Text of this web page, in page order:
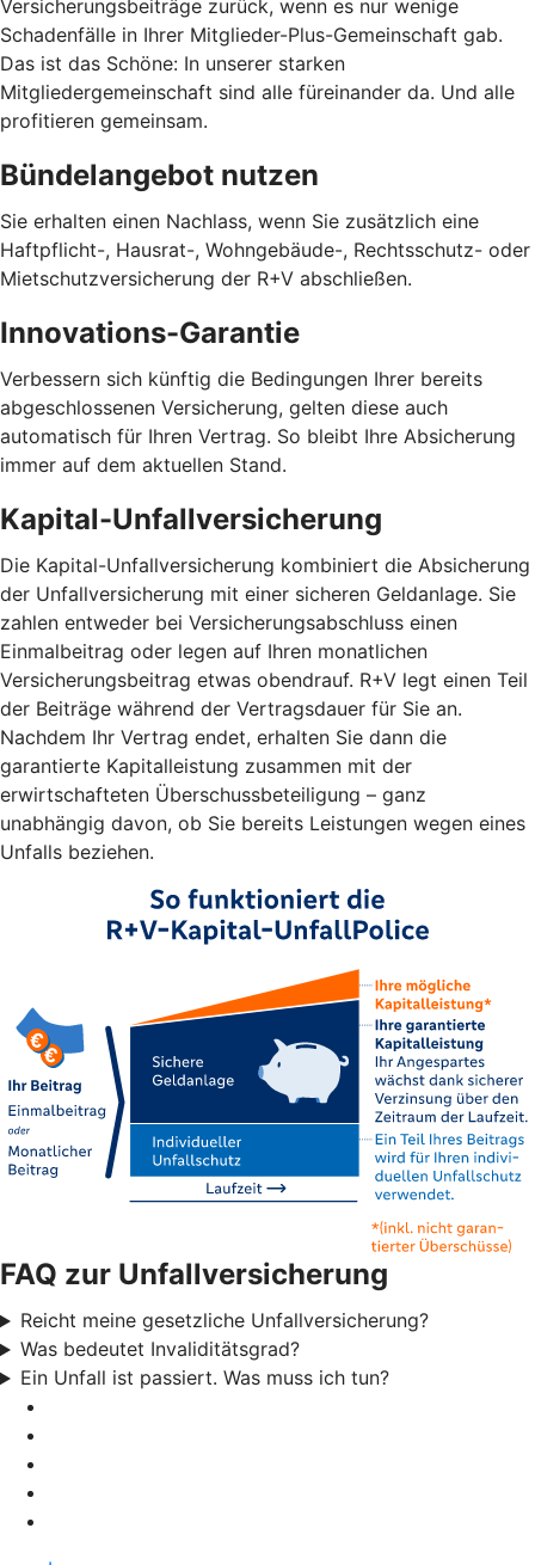
Versicherungsbeiträge zurück, wenn es nur wenige
Schadenfälle in Ihrer Mitglieder-Plus-Gemeinschaft gab.
Das ist das Schöne: In unserer starken
Mitgliedergemeinschaft sind alle füreinander da. Und alle
profitieren gemeinsam.
Bündelangebot nutzen
Sie erhalten einen Nachlass, wenn Sie zusätzlich eine
Haftpflicht-, Hausrat-, Wohngebäude-, Rechtsschutz- oder
Mietschutzversicherung der R+V abschließen.
Innovations-Garantie
Verbessern sich künftig die Bedingungen Ihrer bereits
abgeschlossenen Versicherung, gelten diese auch
automatisch für Ihren Vertrag. So bleibt Ihre Absicherung
immer auf dem aktuellen Stand.
Kapital-Unfallversicherung
Die Kapital-Unfallversicherung kombiniert die Absicherung
der Unfallversicherung mit einer sicheren Geldanlage. Sie
zahlen entweder bei Versicherungsabschluss einen
Einmalbeitrag oder legen auf Ihren monatlichen
Versicherungsbeitrag etwas obendrauf. R+V legt einen Teil
der Beiträge während der Vertragsdauer für Sie an.
Nachdem Ihr Vertrag endet, erhalten Sie dann die
garantierte Kapitalleistung zusammen mit der
erwirtschafteten Überschussbeteiligung – ganz
unabhängig davon, ob Sie bereits Leistungen wegen eines
Unfalls beziehen.
FAQ zur Unfallversicherung
Reicht meine gesetzliche Unfallversicherung?
Was bedeutet Invaliditätsgrad?
Ein Unfall ist passiert. Was muss ich tun?